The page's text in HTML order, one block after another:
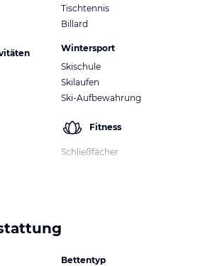
Tischtennis
Billard
Wintersport
Skischule
Skilaufen
Ski-Aufbewahrung
Fitness
Schließfächer
Bettentyp